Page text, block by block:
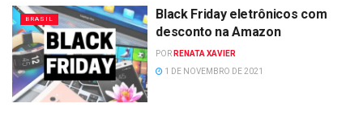
BRASIL
Black Friday eletrônicos com
desconto na Amazon
POR RENATA XAVIER
1 DE NOVEMBRO DE 2021